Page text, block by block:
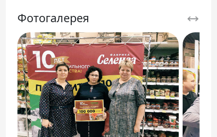
Фотогалерея